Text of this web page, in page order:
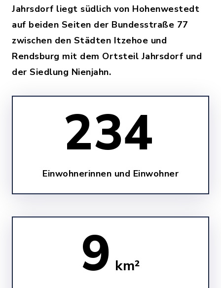
Jahrsdorf liegt südlich von Hohenwestedt
auf beiden Seiten der Bundesstraße 77
zwischen den Städten Itzehoe und
Rendsburg mit dem Ortsteil Jahrsdorf und
der Siedlung Nienjahn.
234
Einwohnerinnen und Einwohner
9 km²